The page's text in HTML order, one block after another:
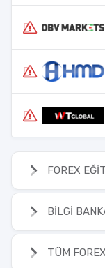
FOREX
BİLGİ
TÜM